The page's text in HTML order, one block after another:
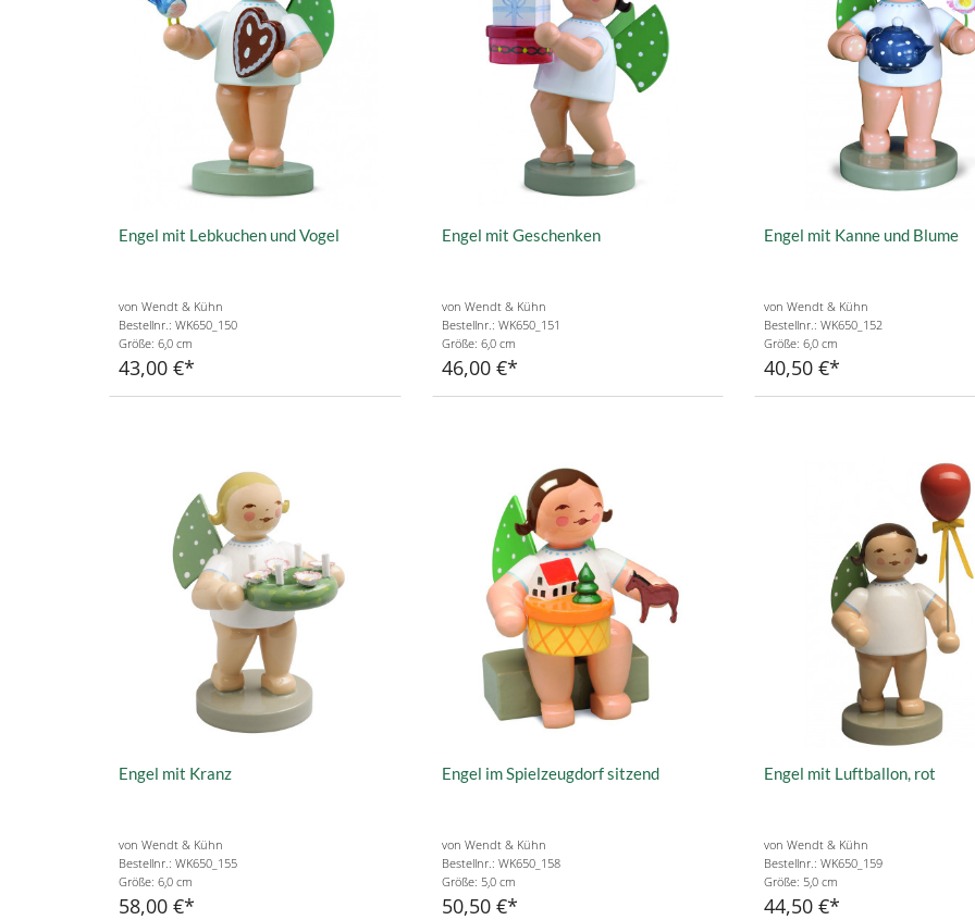
Engel mit Lebkuchen und Vogel
von Wendt & Kühn
Bestellnr.: WK650_150
Größe: 6,0 cm
43,00 €
Engel mit Geschenken
von Wendt & Kühn
Bestellnr.: WK650_151
Größe: 6,0 cm
46,00 €
Engel mit Kanne und Blume
von Wendt & Kühn
Bestellnr.: WK650_152
Größe: 6,0 cm
40,50 €
Engel mit Kranz
von Wendt & Kühn
Bestellnr.: WK650_155
Größe: 6,0 cm
58,00 €
Engel im Spielzeugdorf sitzend
von Wendt & Kühn
Bestellnr.: WK650_158
Größe: 5,0 cm
50,50 €
Engel mit Luftballon, rot
von Wendt & Kühn
Bestellnr.: WK650_159
Größe: 5,0 cm
44,50 €